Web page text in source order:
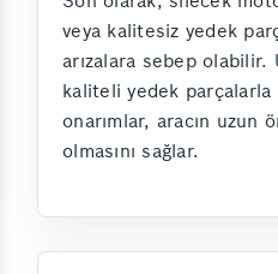
veya kalitesiz yedek
arızalara sebep olabilir.
kaliteli yedek
onarımlar, aracın uzun
olmasını sağlar.